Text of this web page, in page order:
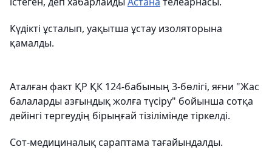
Күдікті ұсталып, уақытша ұстау изоляторына
қамалды.
Аталған факт ҚР ҚК 124-бабының 3-бөлігі, яғни "Жас
балаларды азғындық жолға түсіру" бойынша сотқа
дейінгі тергеудің бірыңғай тізілімінде тіркелді.
Сот-медициналық сараптама тағайындалды.